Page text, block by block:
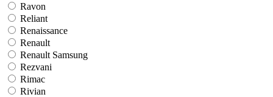
Ravon
Reliant
Renaissance
Renault
Renault Samsung
Rezvani
Rimac
Rivian